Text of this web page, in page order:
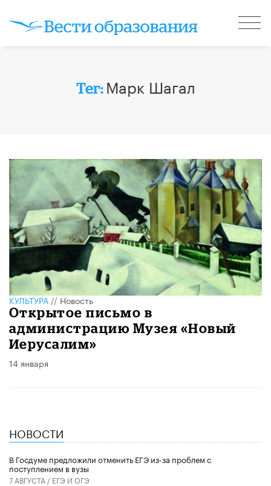
Тег: Марк Шагал
КУЛЬТУРА//Новость
Открытое письмо в
администрацию Музея «Новый
Иерусалим»
14 января
НОВОСТИ
В Госдуме предложили отменить ЕГЭ из-за проблем с
поступлением в вузы
7 АВГУСТА / ЕГЭ И ОГЭ